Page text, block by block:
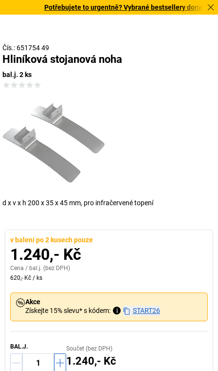
Potřebujete to urgentně? Vybrané bestsellery doručíme
Čís.: 651754 49
Hliníková stojanová noha
bal.j. 2 ks
d x v x h 200 x 35 x 45 mm, pro infračervené topení
v balení po 2 kusech pouze
1.240,- Kč
Cena / bal.j. (bez DPH)
620,- Kč / ks
Akce
Získejte 15% slevu* s kódem:
i START26
BAL.J. Součet (bez DPH)
1.240,- Kč